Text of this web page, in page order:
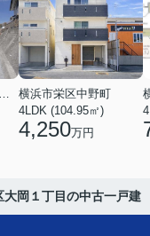
横浜市保土ケ谷区仏向町
横浜市栄区中野町
4LDK (104.95㎡)
4,250万円
大岡１丁目の中古一戸建